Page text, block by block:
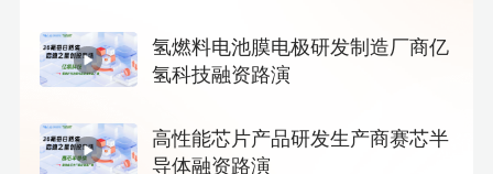
氢燃料电池膜电极研发制造厂商亿
氢科技融资路演
高性能芯片产品研发生产商赛芯半
导体融资路演